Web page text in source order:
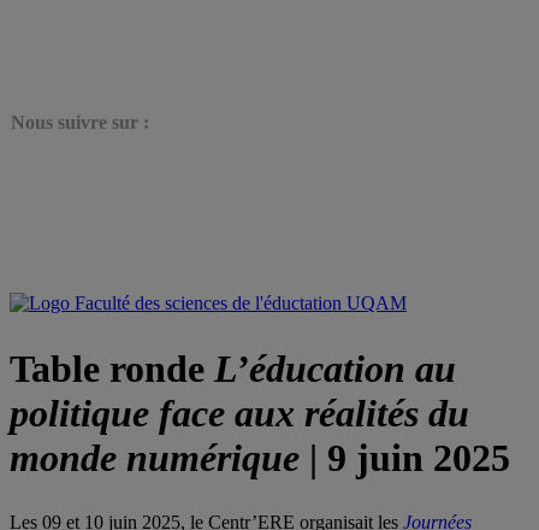
Nous suivre sur :
Table ronde L’éducation au
politique face aux réalités du
monde numérique | 9 juin 2025
Les 09 et 10 juin 2025, le Centr’ERE organisait les Journées